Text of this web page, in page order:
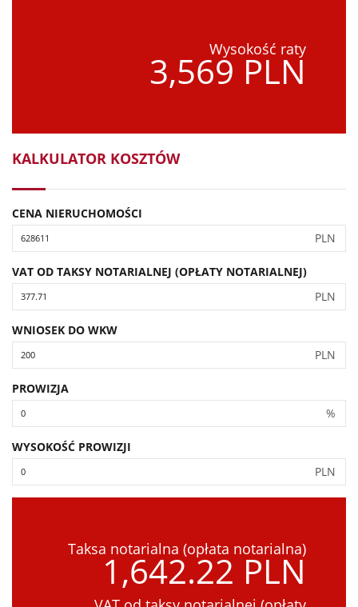
Wysokość raty
3,569 PLN
KALKULATOR KOSZTÓW
CENA NIERUCHOMOŚCI
PLN
VAT OD TAKSY NOTARIALNEJ (OPŁATY NOTARIALNEJ)
PLN
WNIOSEK DO WKW
PLN
PROWIZJA
%
WYSOKOŚĆ PROWIZJI
PLN
Taksa notarialna (opłata notarialna)
1,642.22 PLN